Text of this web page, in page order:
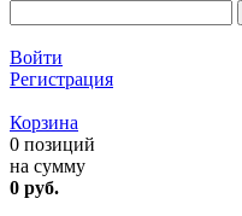
Войти
Регистрация
Корзина
0 позиций
на сумму
0 руб.